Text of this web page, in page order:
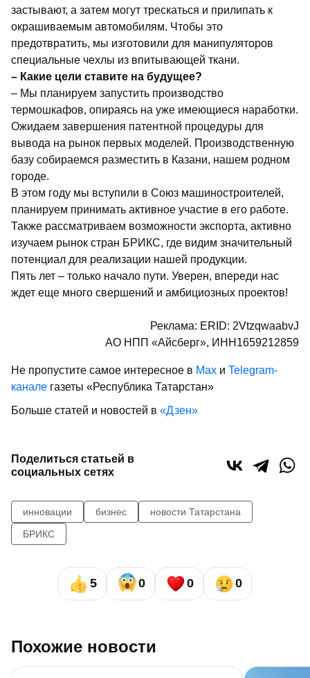
застывают, а затем могут трескаться и прилипать к
окрашиваемым автомобилям. Чтобы это
предотвратить, мы изготовили для манипуляторов
специальные чехлы из впитывающей ткани.
– Какие цели ставите на будущее?
– Мы планируем запустить производство
термошкафов, опираясь на уже имеющиеся наработки.
Ожидаем завершения патентной процедуры для
вывода на рынок первых моделей. Производственную
базу собираемся разместить в Казани, нашем родном
городе.
В этом году мы вступили в Союз машиностроителей,
планируем принимать активное участие в его работе.
Также рассматриваем возможности экспорта, активно
изучаем рынок стран БРИКС, где видим значительный
потенциал для реализации нашей продукции.
Пять лет – только начало пути. Уверен, впереди нас
ждет еще много свершений и амбициозных проектов!
Реклама: ERID: 2VtzqwaabvJ
АО НПП «Айсберг», ИНН1659212859
Не пропустите самое интересное в Max и Telegram-
канале газеты «Республика Татарстан»
Больше статей и новостей в «Дзен»
Поделиться статьей в
социальных сетях
инновации бизнес
новости Татарстана
БРИКС
5 0 0 0
Похожие новости